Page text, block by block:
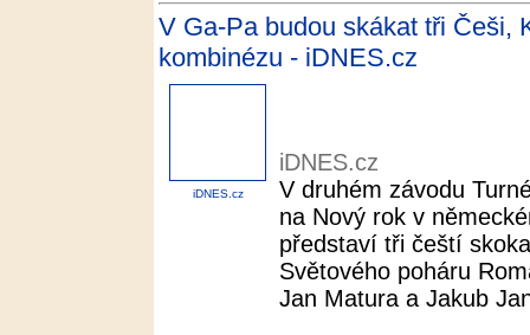
V Ga-Pa budou skákat tři Češi,
kombinézu - iDNES.cz
iDNES.cz
iDNES.cz
V druhém závodu
na Nový rok v
představí tři čeští
Světového poháru
Jan Matura a Jakub